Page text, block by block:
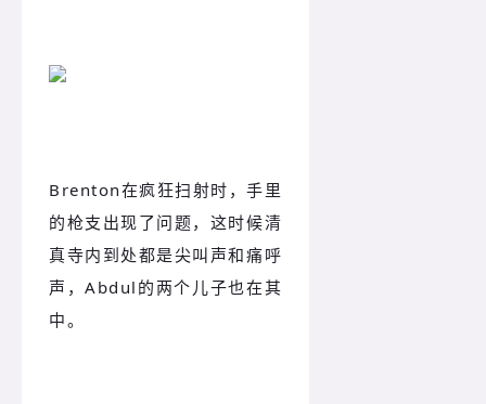
Brenton在疯狂扫射时，手里
的枪支出现了问题，这时候清
真寺内到处都是尖叫声和痛呼
声，Abdul的两个儿子也在其
中。